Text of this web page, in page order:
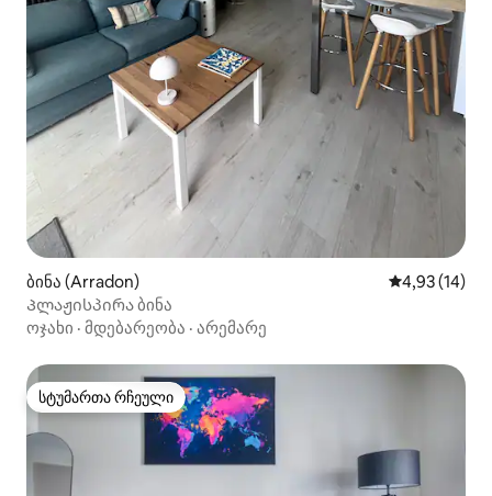
ბინა (Arradon) საშუალო
4,93 (14)
Პლაჟისპირა ბინა
ოჯახი · მდებარეობა · არემარე
სტუმართა რჩეული
სტუმართა რჩეული